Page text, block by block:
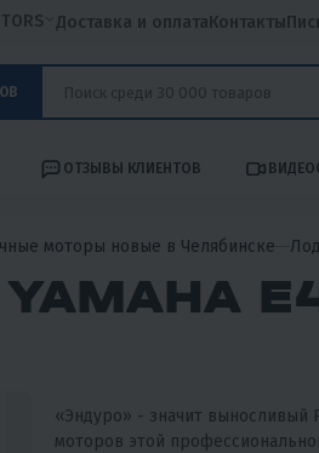
Доставка и оплатаКонтакты
ОТЗЫВЫ КЛИЕНТОВ
моторы новые в Челябинске
«Эндуро» - значит выносливый Различные виды
моторов этой